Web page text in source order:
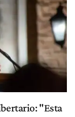
"Esta